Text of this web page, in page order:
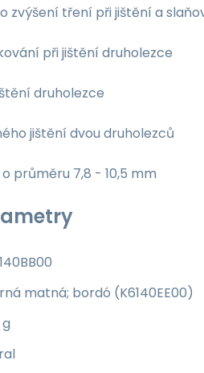
zvýšení tření při jištění a
při jištění druholezce
druholezce
jištění dvou druholezců
průměru 7,8 - 10,5 mm
matná; bordó (K6140EE00)